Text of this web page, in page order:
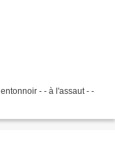
- - à l'assaut - -